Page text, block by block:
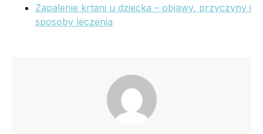
Zapalenie krtani u dziecka – objawy, przyczyny i
sposoby leczenia